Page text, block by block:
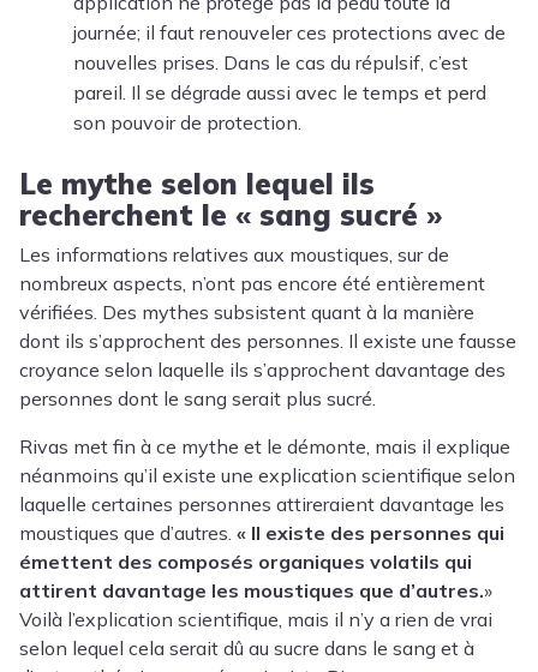
journée; il faut renouveler ces protections avec de
nouvelles prises. Dans le cas du répulsif, c’est
pareil. Il se dégrade aussi avec le temps et perd
son pouvoir de protection.
Le mythe selon lequel ils
recherchent le « sang sucré »
Les informations relatives aux moustiques, sur de
nombreux aspects, n’ont pas encore été entièrement
vérifiées. Des mythes subsistent quant à la manière
dont ils s’approchent des personnes. Il existe une fausse
croyance selon laquelle ils s’approchent davantage des
personnes dont le sang serait plus sucré.
Rivas met fin à ce mythe et le démonte, mais il explique
néanmoins qu’il existe une explication scientifique selon
laquelle certaines personnes attireraient davantage les
moustiques que d’autres. « Il existe des personnes qui
émettent des composés organiques volatils qui
attirent davantage les moustiques que d’autres.»
Voilà l’explication scientifique, mais il n’y a rien de vrai
selon lequel cela serait dû au sucre dans le sang et à